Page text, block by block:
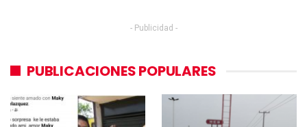
- Publicidad -
PUBLICACIONES POPULARES